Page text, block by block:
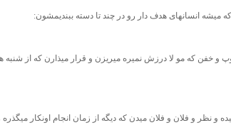
میشه انسانهای هدف دار رو در چند تا دسته ببندیمشون:
و خفن که مو لا درزش نمیره میریزن و قرار میذارن که از
و فلان و فلان میدن که دیگه از زمان انجام اونکار میگذره